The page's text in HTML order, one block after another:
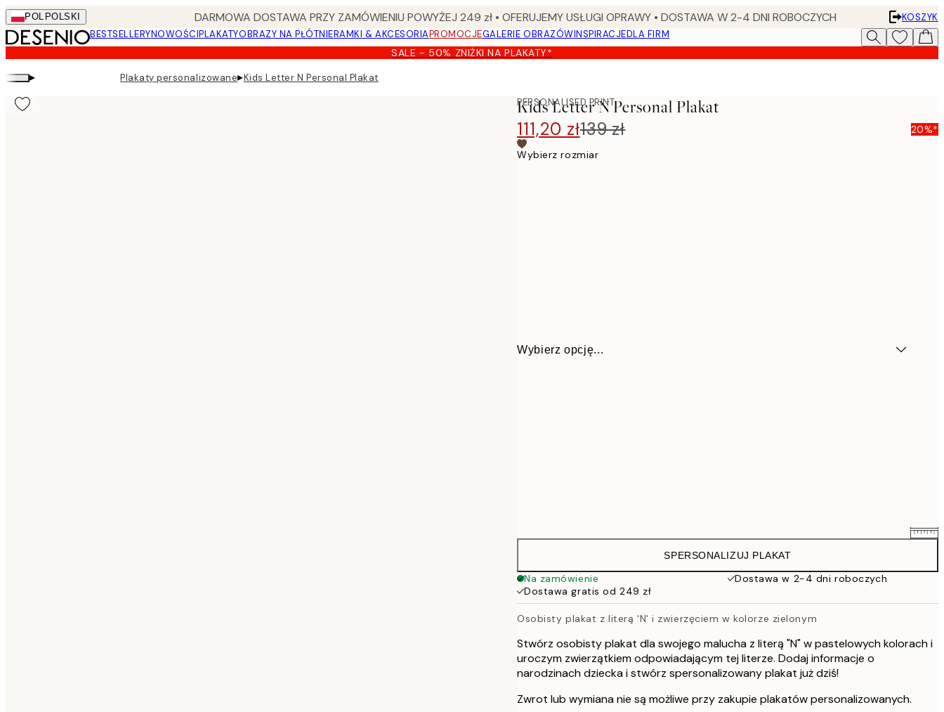
Skip
to
main
content.
POL POLSKI DARMOWA DOSTAWA PRZY ZAMÓWIENIU POWYŻEJ 249 zł • OFERUJEMY USŁUGI OPRAWY • DOSTAWA W 2-4 DNI ROBOCZYCH
KOSZYK
BESTSELLERYNOWOŚCIPLAKATYOBRAZY NA PŁÓTNIERAMKI & AKCESORIAPROMOCJEGALERIE OBRAZÓWINSPIRACJEDLA FIRM
SALE - 50% ZNIŻKI NA PLAKATY*
▸ Plakaty personalizowane▸Kids Letter N Personal Plakat
PERSONALISED PRINT
Kids Letter N Personal Plakat
111,20 zł139 zł 20%*
Wybierz rozmiar
Wybierz opcję...
139 zł
50x70 cm
169 zł
SPERSONALIZUJ PLAKAT
Na zamówienie
Dostawa w 2-4 dni roboczych
Dostawa gratis od 249 zł
Osobisty plakat z literą 'N' i zwierzęciem w kolorze zielonym
Stwórz osobisty plakat dla swojego malucha z literą "N" w pastelowych kolorach i
uroczym zwierzątkiem odpowiadającym tej literze. Dodaj informacje o
narodzinach dziecka i stwórz spersonalizowany plakat już dziś!
Zwrot lub wymiana nie są możliwe przy zakupie plakatów personalizowanych.